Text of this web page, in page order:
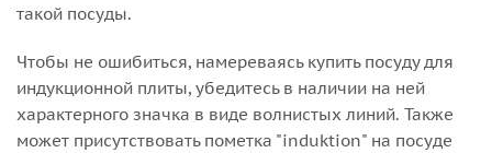
такой посуды.
Чтобы не ошибиться, намереваясь купить посуду для
индукционной плиты, убедитесь в наличии на ней
характерного значка в виде волнистых линий. Также
может присутствовать пометка "induktion" на посуде